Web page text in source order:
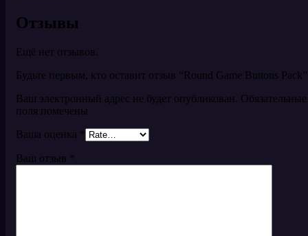
Отзывы
Ещё нет отзывов.
Будьте первым, кто оставит отзыв “Round Game Buttons Pack”
Ваш электронный адрес не будет опубликован. Обязательные
поля помечены
Ваша оценка *
Ваш отзыв *